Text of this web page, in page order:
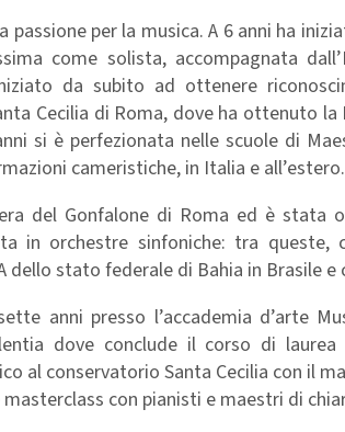
per la musica. A 6 anni ha
come solista, accompagnata
da subito ad ottenere
Cecilia di Roma, dove ha ottenuto
si è perfezionata nelle scuole di
cameristiche, in Italia e all’estero.
del Gonfalone di Roma ed è stata
in orchestre sinfoniche: tra queste,
stato federale di Bahia in Brasile e
anni presso l’accademia d’arte
dove conclude il corso di
al conservatorio Santa Cecilia con il
con pianisti e maestri di